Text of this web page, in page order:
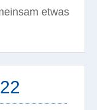
etwas